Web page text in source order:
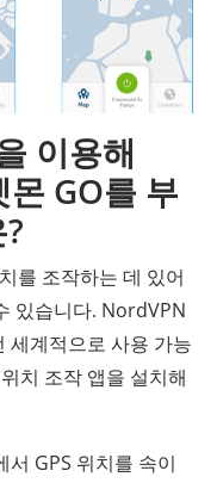
이용해
GO를 부
를 ​​조작하는 데 있어
있습니다. NordVPN
세계적으로 사용 가능
치 조작 앱을 설치해
GPS 위치를 속이